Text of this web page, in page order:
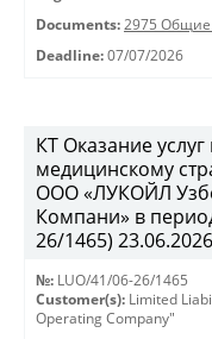
Documents: 2975 Общие
Deadline: 07/07/2026
КТ Оказание
медицинскому
ООО «ЛУКОЙЛ
Компани» в
26/1465)
№: LUO/41/06-26/1465
Customer(s): Limited
Operating Company"